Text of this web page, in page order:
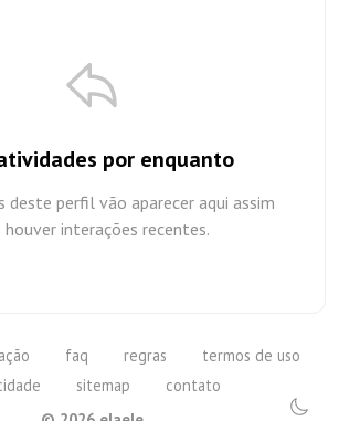
por enquanto
deste perfil vão aparecer aqui assim
houver interações recentes.
faq regras
termos de uso
sitemap
contato